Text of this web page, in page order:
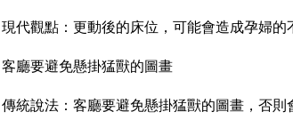
現代觀點：更動後的床位，可能會造成孕婦的
客廳要避免懸掛猛獸的圖畫
傳統說法：客廳要避免懸掛猛獸的圖畫，否則